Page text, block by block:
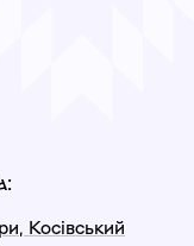
Косівський